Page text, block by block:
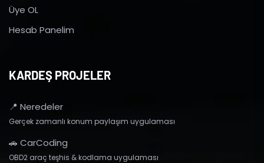
Üye OL
Hesab Panelim
KARDEŞ PROJELER
📍 Neredeler
Gerçek zamanlı konum paylaşım uygulaması
🚗 CarCoding
OBD2 araç teşhis & kodlama uygulaması